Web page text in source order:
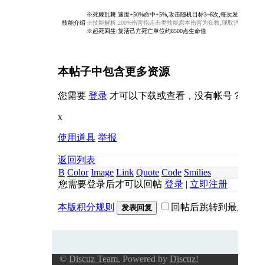
技能介绍
※死棘乱舞:速度+50%命中+5%,攻击随机目标3~6次,每次发挥自身
※技能解析:200%伤害指连击类技能原本伤害为负数,现取消负数为0,
※起死回生:复活己方死亡单位约8500点生命值
本帖子中包含更多资源
您需要 登录 才可以下载或查看，没有帐号？
x
使用道具 举报
返回列表
B Color Image Link Quote Code Smilies
您需要登录后才可以回帖 登录 | 立即注册
本版积分规则 发表回复 回帖后跳转到最后一
© Discuz Team. Powered by Discuz!